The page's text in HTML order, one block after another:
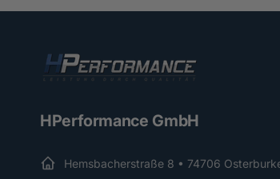
HPerformance GmbH
Hemsbacherstraße 8 • 74706